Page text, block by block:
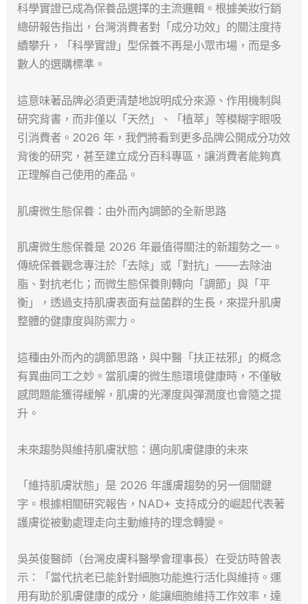
科學實證已成為保養品選擇的主流邏輯。根據美妝行銷
總研報告指出，台灣消費者對「成分功效」的關注度持
續攀升，「科學實證」型保養不再是小眾市場，而是多
數人的選購標準。
這意味著品牌必須更清楚地說明成分來源、作用機制與
研究背書，而非僅以「天然」、「植萃」等模糊字眼吸
引消費者。2026 年，我們將看到更多品牌公開成分功效
背後的研究，甚至建立成分百科專區，讓消費者能夠真
正理解自己使用的產品。
肌膚微生態保養：由外而內調節的全新思路
肌膚微生態保養是 2026 年最值得關注的新趨勢之一。
傳統保養觀念專注於「去除」或「對抗」——去除油
脂、對抗老化；而微生態保養則轉向「調節」與「平
衡」，透過支持肌膚表面有益菌群的生長，來提升肌膚
整體的健康度與防禦力。
這種由外而內的調節思路，與中醫「扶正祛邪」的概念
有異曲同工之妙。當肌膚的微生態環境健康時，不僅敏
感問題能獲得緩解，肌膚的光澤度與彈潤度也會隨之提
升。
未來趨勢與維持肌膚狀態：邁向肌膚健康的未來
「維持肌膚狀態」是 2026 年護膚趨勢的另一個關鍵
字。根據相關研究報告，NAD+ 支持成分的崛起代表著
護膚從被動處理走向主動維持的理念轉變。
吳英俊醫師（台灣皮膚科醫學會理事長）在受訪時曾表
示：「當代抗老已能針對細胞功能進行活化與維持。運
用有助於肌膚健康的成分，能讓細胞維持工作效率，達